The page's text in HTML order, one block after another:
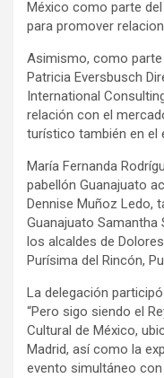
México como parte
para promover
Asimismo, como
Patricia Eversbusch
International
relación con el
turístico también en el
María Fernanda
pabellón Guanajuato
Dennise Muñoz Ledo,
Guanajuato Samantha
los alcaldes de
Purísima del Rincón,
La delegación
“Pero sigo siendo el
Cultural de México,
Madrid, así como la
evento simultáneo